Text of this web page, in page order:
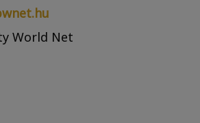
World Net